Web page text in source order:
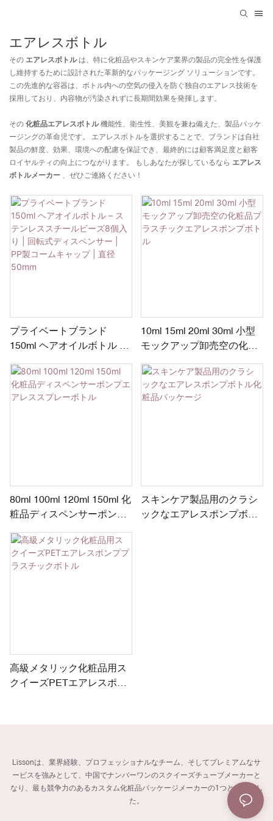
エアレスボトル
その エアレスボトル は、特に化粧品やスキンケア業界の製品の完全性を保護
し維持するために設計された革新的なパッケージング ソリューションです。
この先進的な容器は、ボトル内への空気の侵入を防ぐ独自のエアレス技術を
採用しており、内容物が汚染されずに長期間効果を発揮します。
その 化粧品エアレスボトル機能性、衛生性、美観を兼ね備えた、製品パッケ
ージングの革命児です。 エアレスボトルを選択することで、ブランドは自社
製品の鮮度、効果、環境への配慮を保証でき、最終的には顧客満足度と顧客
ロイヤルティの向上につながります。 もしあなたが探しているなら エアレス
ボトルメーカー 、ぜひご連絡ください！
プライベートブランド
150ml ヘアオイルボトル –
個入り | 回転式ディスペン
サー | PP製コームキャップ
| 直径50mm
10ml 15ml 20ml 30ml 小型
モックアップ卸売空の化粧
ンプボトル
80ml 100ml 120ml 150ml 化
粧品ディスペンサーポンプ
スキンケア製品用のクラシ
ックなエアレスポンプボト
高級メタリック化粧品用ス
クイーズPETエアレスポン
Lissonは、業界経験、プロフェッショナルなチーム、そしてプレミアムなサ
ービスを強みとして、中国でナンバーワンのスクイーズチューブメーカーと
なり、最も競争力のあるカスタム化粧品パッケージメーカーの1つとなりまし
た。